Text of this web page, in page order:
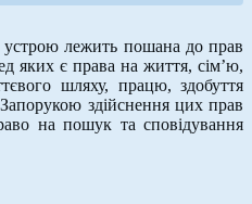
лежить пошана до прав
яких є права на життя, сім’ю,
шляху, працю, здобуття
здійснення цих прав
на пошук та сповідування